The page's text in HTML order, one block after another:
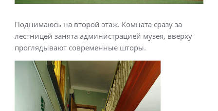
Поднимаюсь на второй этаж. Комната сразу за
лестницей занята администрацией музея, вверху
проглядывают современные шторы.